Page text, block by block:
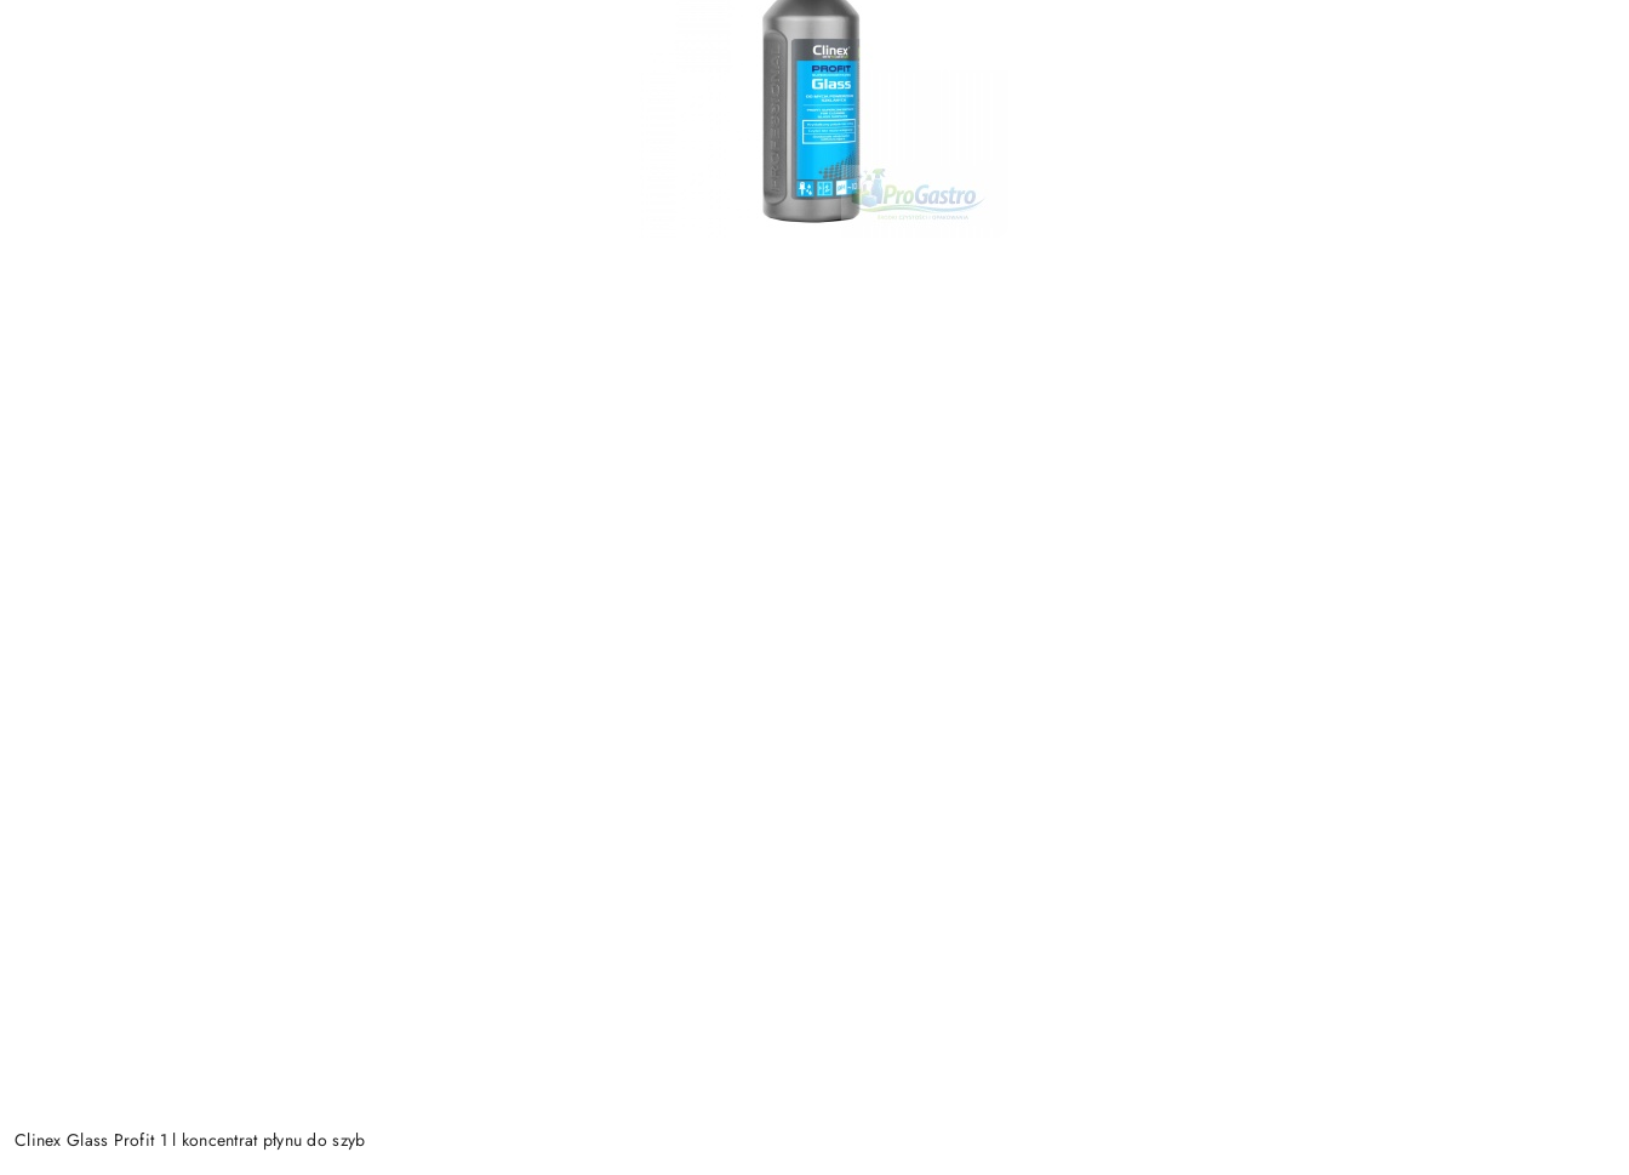
Clinex Glass Profit 1 l koncentrat płynu do szyb